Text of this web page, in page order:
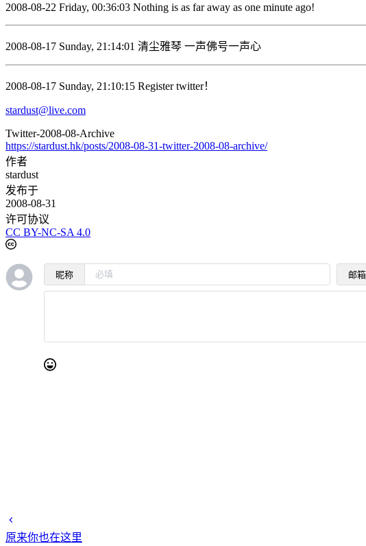
2008-08-22 Friday, 00:36:03 Nothing is as far away as one minute ago!
2008-08-17 Sunday, 21:14:01 清尘雅琴 一声佛号一声心
2008-08-17 Sunday, 21:10:15 Register twitter！
stardust@live.com
Twitter-2008-08-Archive
https://stardust.hk/posts/2008-08-31-twitter-2008-08-archive/
作者
stardust
发布于
2008-08-31
许可协议
CC BY-NC-SA 4.0
昵称 邮箱
原来你也在这里